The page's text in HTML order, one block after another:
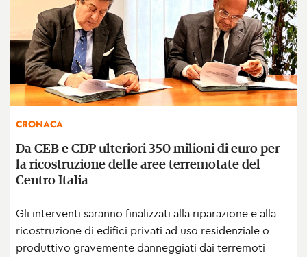
CRONACA
Da CEB e CDP ulteriori 350 milioni di euro per
la ricostruzione delle aree terremotate del
Centro Italia
Gli interventi saranno finalizzati alla riparazione e alla
ricostruzione di edifici privati ad uso residenziale o
produttivo gravemente danneggiati dai terremoti